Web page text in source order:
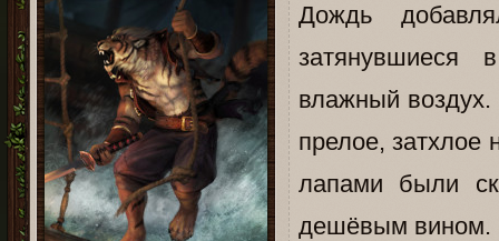
Дождь
затянувшиеся
влажный воздух.
прелое, затхлое
лапами были
дешёвым вином.